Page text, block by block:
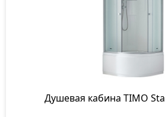
Душевая кабина TIMO